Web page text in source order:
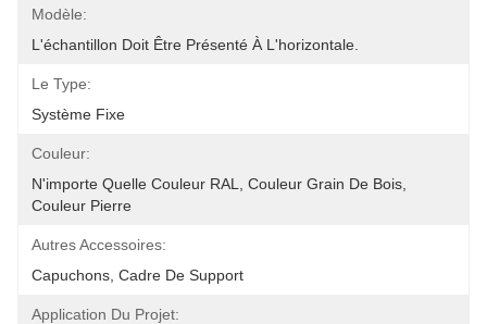
Modèle:
L'échantillon Doit Être Présenté À L'horizontale.
Le Type:
Système Fixe
Couleur:
N'importe Quelle Couleur RAL, Couleur Grain De Bois,
Couleur Pierre
Autres Accessoires:
Capuchons, Cadre De Support
Application Du Projet: